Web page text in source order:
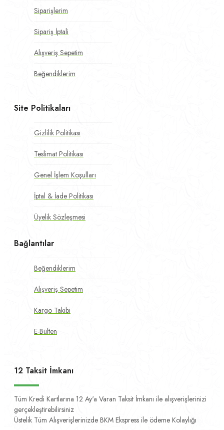
Siparişlerim
Sipariş İptali
Alışveriş Sepetim
Beğendiklerim
Site Politikaları
Gizlilik Politikası
Teslimat Politikası
Genel İşlem Koşulları
İptal & İade Politikası
Üyelik Sözleşmesi
Bağlantılar
Beğendiklerim
Alışveriş Sepetim
Kargo Takibi
E-Bülten
12 Taksit İmkanı
Tüm Kredi Kartlarına 12 Ay'a Varan Taksit İmkanı ile alışverişlerinizi
gerçekleştirebilirsiniz
Üstelik Tüm Alışverişlerinizde BKM Ekspress ile ödeme Kolaylığı